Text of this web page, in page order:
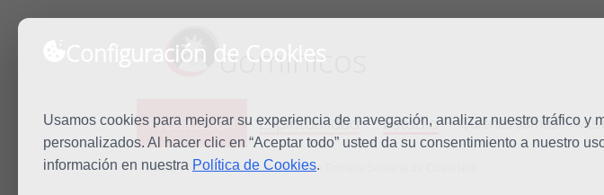
Configuración de Cookies
Usamos cookies para mejorar su experiencia de navegación, analizar nuestro tráfico y
personalizados. Al hacer clic en “Aceptar todo” usted da su consentimiento a nuestro
información en nuestra Política de Cookies.
dominicos
Predicación Espiritualidad Estudio Quiénes somos
Inicio Predicación Martes de la Primera Semana de Cuaresma